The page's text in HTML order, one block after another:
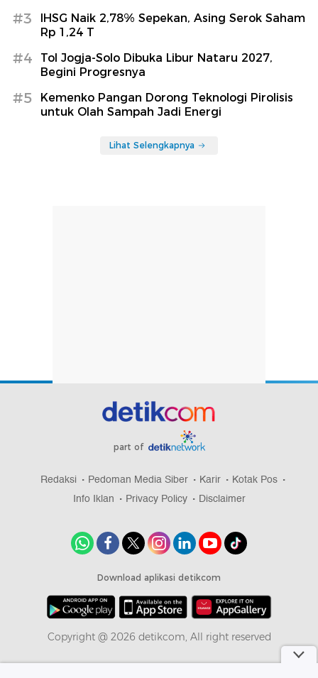
#3
IHSG Naik 2,78% Sepekan, Asing Serok Saham
Rp 1,24 T
#4
Tol Jogja-Solo Dibuka Libur Nataru 2027,
Begini Progresnya
#5
Kemenko Pangan Dorong Teknologi Pirolisis
untuk Olah Sampah Jadi Energi
Lihat Selengkapnya
part of
Redaksi Pedoman Media Siber Karir
Kotak Pos
Info Iklan
Privacy Policy Disclaimer
Download aplikasi detikcom
Copyright @ 2026 detikcom, All right reserved